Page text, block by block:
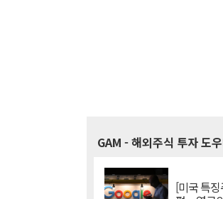
GAM - 해외주식 투자 도
[미국 특